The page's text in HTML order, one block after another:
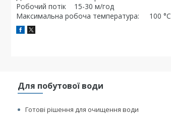
Робочий потік 15-30 м/год
Максимальна робоча температура: 100 °С
Для побутової води
Готові рішення для очищення води